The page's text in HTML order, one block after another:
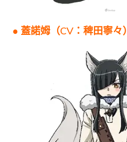
● 蓋諾姆（CV：稗田寧々）